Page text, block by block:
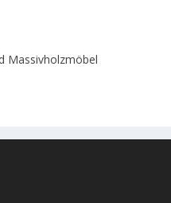
Massivholzmöbel